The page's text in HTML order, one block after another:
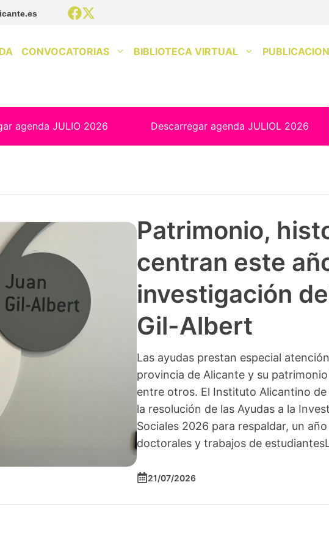
CONVOCATORIAS BIBLIOTECA VIRTUAL
agenda JULIO 2026 Descarregar agenda JULIOL 2026
Patrimonio,
centran este
investigación
Gil-Albert
Las ayudas prestan especial
provincia de Alicante y su
entre otros. El Instituto Alicantino
la resolución de las Ayudas a la
Sociales 2026 para respaldar, un
doctorales y trabajos de estudiantes
21/07/2026